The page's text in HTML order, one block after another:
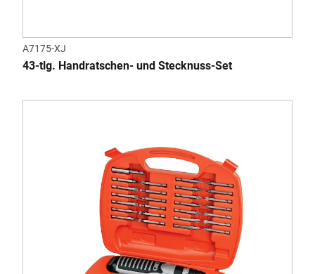
A7175-XJ
43-tlg. Handratschen- und Stecknuss-Set